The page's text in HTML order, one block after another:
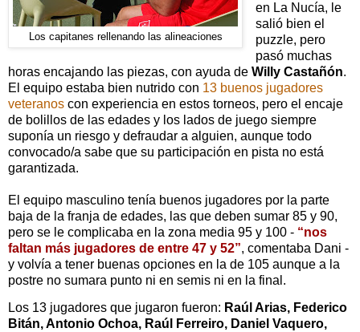
Los capitanes rellenando las alineaciones
en La Nucía, le
salió bien el
puzzle, pero
pasó muchas
horas encajando las piezas, con ayuda de Willy Castañón.
El equipo estaba bien nutrido con 13 buenos jugadores
veteranos con experiencia en estos torneos, pero el encaje
de bolillos de las edades y los lados de juego siempre
suponía un riesgo y defraudar a alguien, aunque todo
convocado/a sabe que su participación en pista no está
garantizada.
El equipo masculino tenía buenos jugadores por la parte
baja de la franja de edades, las que deben sumar 85 y 90,
pero se le complicaba en la zona media 95 y 100 - “nos
faltan más jugadores de entre 47 y 52”, comentaba Dani -
y volvía a tener buenas opciones en la de 105 aunque a la
postre no sumara punto ni en semis ni en la final.
Los 13 jugadores que jugaron fueron: Raúl Arias, Federico
Bitán, Antonio Ochoa, Raúl Ferreiro, Daniel Vaquero,